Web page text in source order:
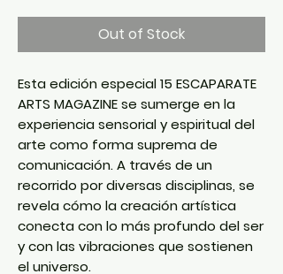
Out of Stock
Esta edición especial 15 ESCAPARATE
ARTS MAGAZINE se sumerge en la
experiencia sensorial y espiritual del
arte como forma suprema de
comunicación. A través de un
recorrido por diversas disciplinas, se
revela cómo la creación artística
conecta con lo más profundo del ser
y con las vibraciones que sostienen
el universo.